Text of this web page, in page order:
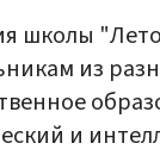
школы
из
и